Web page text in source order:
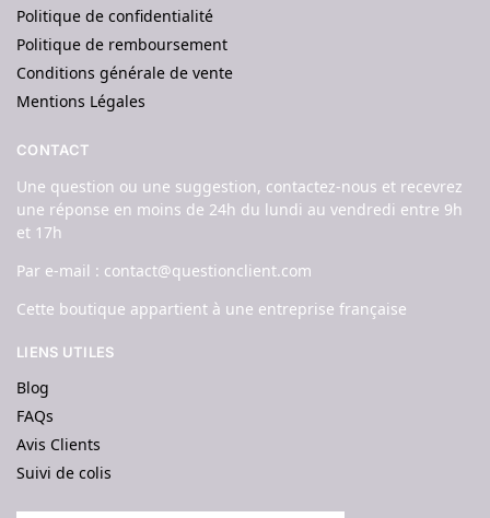
Politique de confidentialité
Politique de remboursement
Conditions générale de vente
Mentions Légales
CONTACT
Une question ou une suggestion, contactez-nous et recevrez
une réponse en moins de 24h du lundi au vendredi entre 9h
et 17h
Par e-mail : contact@questionclient.com
Cette boutique appartient à une entreprise française
LIENS UTILES
Blog
FAQs
Avis Clients
Suivi de colis